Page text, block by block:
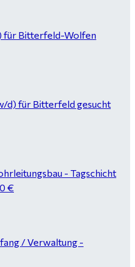
Bitterfeld-Wolfen
d) für Bitterfeld gesucht
- Tagschicht
€
/ Verwaltung -